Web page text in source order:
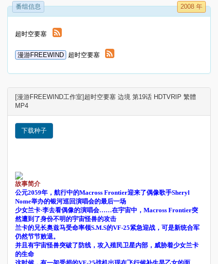
番组信息 2008 年
超时空要塞
漫游FREEWIND 超时空要塞
[漫游FREEWIND工作室]超时空要塞 边境 第19话 HDTVRIP 繁體
MP4
下载种子
故事简介
公元2059年，航行中的Macross Frontier迎来了偶像歌手Sheryl
Nome举办的银河巡回演唱会的最后一场
少女兰卡·李去看偶像的演唱会……在宇宙中，Macross Frontier突
然遭到了身份不明的宇宙怪兽的攻击
兰卡的兄长奥兹马受命率领S.M.S的VF-25紧急迎战，可是新统合军
仍然节节败退。
并且有宇宙怪兽突破了防线，攻入殖民卫星内部，威胁着少女兰卡
的生命